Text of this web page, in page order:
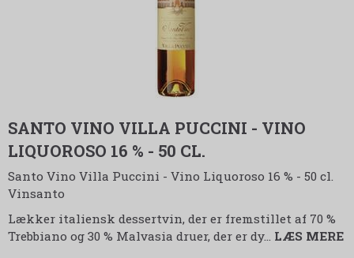
SANTO VINO VILLA PUCCINI - VINO
LIQUOROSO 16 % - 50 CL.
Santo Vino Villa Puccini - Vino Liquoroso 16 % - 50 cl.
Vinsanto
Lækker italiensk dessertvin, der er fremstillet af 70 %
Trebbiano og 30 % Malvasia druer, der er dy… LÆS MERE